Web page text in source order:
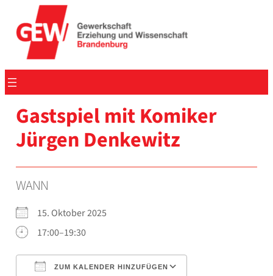
Inhalt
springen
Gast­spiel mit Komi­ker
Jür­gen Den­ke­witz
WANN
15. Okto­ber 2025
17:00–19:30
ZUM KALENDER HINZUFÜGEN